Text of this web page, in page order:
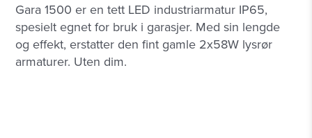
Gara 1500 er en tett LED industriarmatur IP65,
spesielt egnet for bruk i garasjer. Med sin lengde
og effekt, erstatter den fint gamle 2x58W lysrør
armaturer. Uten dim.